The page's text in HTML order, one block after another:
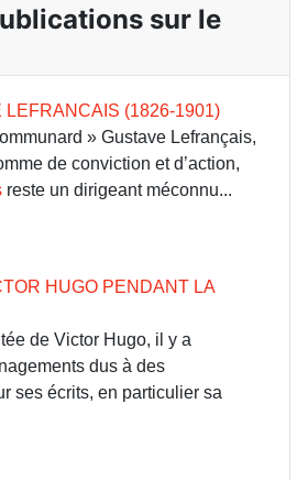
sur le
LEFRANCAIS (1826-1901)
» Gustave Lefrançais,
de conviction et d’action,
reste un dirigeant méconnu...
HUGO PENDANT LA
de Victor Hugo, il y a
dus à des
ses écrits, en particulier sa